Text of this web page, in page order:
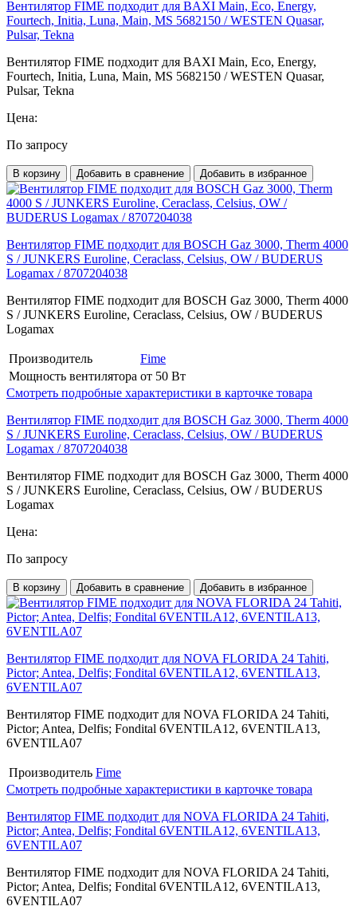
Вентилятор FIME подходит для BAXI Main, Eco, Energy,
Fourtech, Initia, Luna, Main, MS 5682150 / WESTEN Quasar,
Pulsar, Tekna
Вентилятор FIME подходит для BAXI Main, Eco, Energy,
Fourtech, Initia, Luna, Main, MS 5682150 / WESTEN Quasar,
Pulsar, Tekna
Цена:
По запросу
В корзину Добавить в сравнение Добавить в избранное
Вентилятор FIME подходит для BOSCH Gaz 3000, Therm 4000
S / JUNKERS Euroline, Ceraclass, Celsius, OW / BUDERUS
Logamax / 8707204038
Вентилятор FIME подходит для BOSCH Gaz 3000, Therm 4000
S / JUNKERS Euroline, Ceraclass, Celsius, OW / BUDERUS
Logamax
Производитель
Fime
Мощность вентилятора от 50 Вт
Смотреть подробные характеристики в карточке товара
Вентилятор FIME подходит для BOSCH Gaz 3000, Therm 4000
S / JUNKERS Euroline, Ceraclass, Celsius, OW / BUDERUS
Logamax / 8707204038
Вентилятор FIME подходит для BOSCH Gaz 3000, Therm 4000
S / JUNKERS Euroline, Ceraclass, Celsius, OW / BUDERUS
Logamax
Цена:
По запросу
В корзину Добавить в сравнение Добавить в избранное
Вентилятор FIME подходит для NOVA FLORIDA 24 Tahiti,
Pictor; Antea, Delfis; Fondital 6VENTILA12, 6VENTILA13,
6VENTILA07
Вентилятор FIME подходит для NOVA FLORIDA 24 Tahiti,
Pictor; Antea, Delfis; Fondital 6VENTILA12, 6VENTILA13,
6VENTILA07
Производитель Fime
Смотреть подробные характеристики в карточке товара
Вентилятор FIME подходит для NOVA FLORIDA 24 Tahiti,
Pictor; Antea, Delfis; Fondital 6VENTILA12, 6VENTILA13,
6VENTILA07
Вентилятор FIME подходит для NOVA FLORIDA 24 Tahiti,
Pictor; Antea, Delfis; Fondital 6VENTILA12, 6VENTILA13,
6VENTILA07